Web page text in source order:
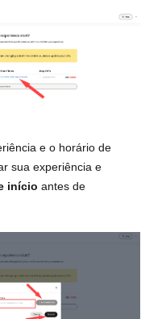
e o horário de
sua experiência e
início antes de